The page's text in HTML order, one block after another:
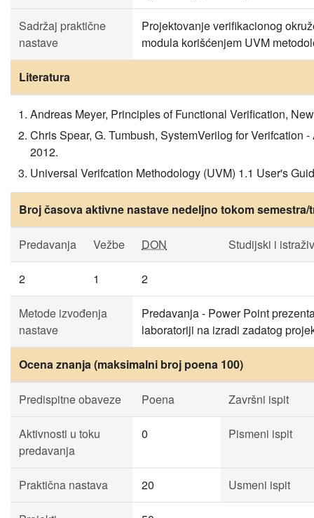
Sadržaj praktične
nastave
Projektovanje verifikacionog
modula korišćenjem UVM
Literatura
Andreas Meyer, Principles of Functional Verification,
Chris Spear, G. Tumbush, SystemVerilog for Verifcation
2012.
Universal Verifcation Methodology (UVM) 1.1 User's
Broj časova aktivne nastave nedeljno tokom
Predavanja Vežbe DON Studijski i
2 1 2
Metode izvođenja
nastave
Predavanja - Power Point
laboratoriji na izradi zadatog
Ocena znanja (maksimalni broj poena 100)
Predispitne obaveze Poena Završni ispit
Aktivnosti u toku
predavanja
0 Pismeni ispit
Praktična nastava 20 Usmeni ispit